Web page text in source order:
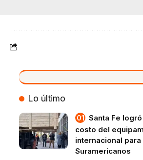
VIVO
Lo último
Santa Fe
costo del
internacional
Suramericanos